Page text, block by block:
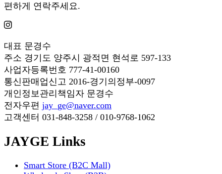
편하게 연락주세요.
대표 문경수
주소 경기도 양주시 광적면 현석로 597-133
사업자등록번호 777-41-00160
통신판매업신고 2016-경기의정부-0097
개인정보관리책임자 문경수
전자우편 jay_ge@naver.com
고객센터 031-848-3258 / 010-9768-1062
JAYGE Links
Smart Store (B2C Mall)